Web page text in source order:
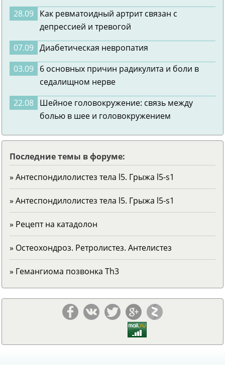
28.09 Как ревматоидный артрит связан с
депрессией и тревогой
07.09 Диабетическая невропатия
03.09 6 основных причин радикулита и боли в
седалищном нерве
22.08 Шейное головокружение: связь между
болью в шее и головокружением
Последние темы в форуме:
» Антеспондилолистез тела l5. Грыжа l5-s1
» Антеспондилолистез тела l5. Грыжа l5-s1
» Рецепт на катадолон
» Остеохондроз. Ретролистез. Антелистез
» Гемангиома позвонка Тh3